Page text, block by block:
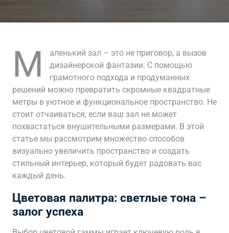
М
аленький зал – это не приговор, а вызов
дизайнерской фантазии. С помощью
грамотного подхода и продуманных
решений можно превратить скромные квадратные
метры в уютное и функциональное пространство. Не
стоит отчаиваться, если ваш зал не может
похвастаться внушительными размерами. В этой
статье мы рассмотрим множество способов
визуально увеличить пространство и создать
стильный интерьер, который будет радовать вас
каждый день.
Цветовая палитра: светлые тона –
залог успеха